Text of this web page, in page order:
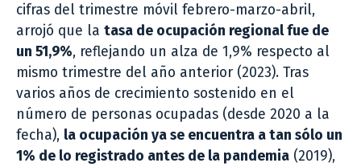
cifras del trimestre móvil febrero-marzo-abril,
arrojó que la tasa de ocupación regional fue de
un 51,9%, reflejando un alza de 1,9% respecto al
mismo trimestre del año anterior (2023). Tras
varios años de crecimiento sostenido en el
número de personas ocupadas (desde 2020 a la
fecha), la ocupación ya se encuentra a tan sólo un
1% de lo registrado antes de la pandemia (2019),